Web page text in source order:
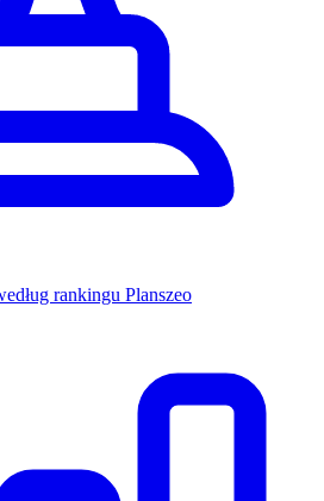
rankingu Planszeo